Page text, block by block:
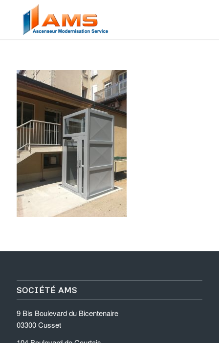
SOCIÉTÉ AMS
9 Bis Boulevard du Bicentenaire
03300 Cusset